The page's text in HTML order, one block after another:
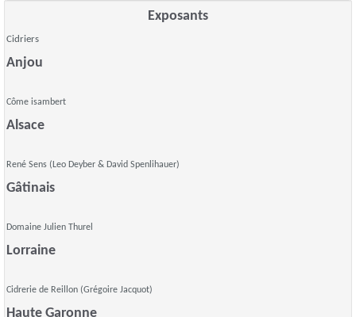
Exposants
Cidriers
Anjou
Côme isambert
Alsace
René Sens (Leo Deyber & David Spenlihauer)
Gâtinais
Domaine Julien Thurel
Lorraine
Cidrerie de Reillon (Grégoire Jacquot)
Haute Garonne